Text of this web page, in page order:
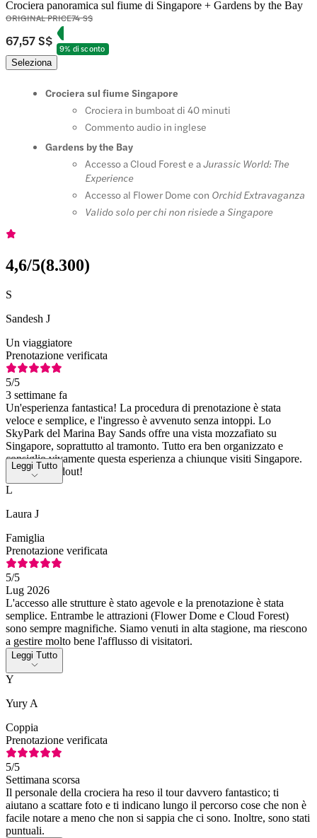
Crociera panoramica sul fiume di Singapore + Gardens by the Bay
ORIGINAL PRICE74 S$
67,57 S$
9% di sconto
Seleziona
Crociera sul fiume Singapore
Crociera in bumboat di 40 minuti
Commento audio in inglese
Gardens by the Bay
Accesso a Cloud Forest e aJurassic World: The
Experience
Accesso al Flower Dome con Orchid Extravaganza
Valido solo per chi non risiede a Singapore
4,6/5(8.300)
S
Sandesh J
Un viaggiatore
Prenotazione verificata
5/5
3 settimane fa
Un'esperienza fantastica! La procedura di prenotazione è stata
veloce e semplice, e l'ingresso è avvenuto senza intoppi. Lo
SkyPark del Marina Bay Sands offre una vista mozzafiato su
Singapore, soprattutto al tramonto. Tutto era ben organizzato e
consiglio vivamente questa esperienza a chiunque visiti Singapore.
Grazie, Headout!
Leggi Tutto
L
Laura J
Famiglia
Prenotazione verificata
5/5
Lug 2026
L'accesso alle strutture è stato agevole e la prenotazione è stata
semplice. Entrambe le attrazioni (Flower Dome e Cloud Forest)
sono sempre magnifiche. Siamo venuti in alta stagione, ma riescono
a gestire molto bene l'afflusso di visitatori.
Leggi Tutto
Y
Yury A
Coppia
Prenotazione verificata
5/5
Settimana scorsa
Il personale della crociera ha reso il tour davvero fantastico; ti
aiutano a scattare foto e ti indicano lungo il percorso cose che non è
facile notare a meno che non si sappia che ci sono. Inoltre, sono stati
puntuali.